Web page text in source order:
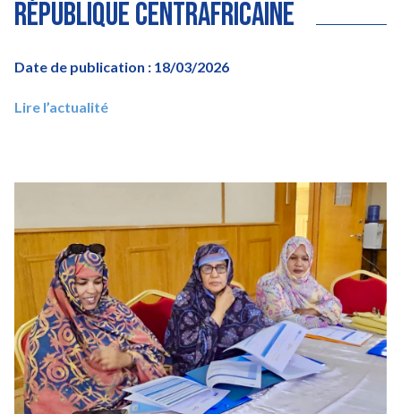
République centrafricaine
Date de publication : 18/03/2026
Lire l’actualité